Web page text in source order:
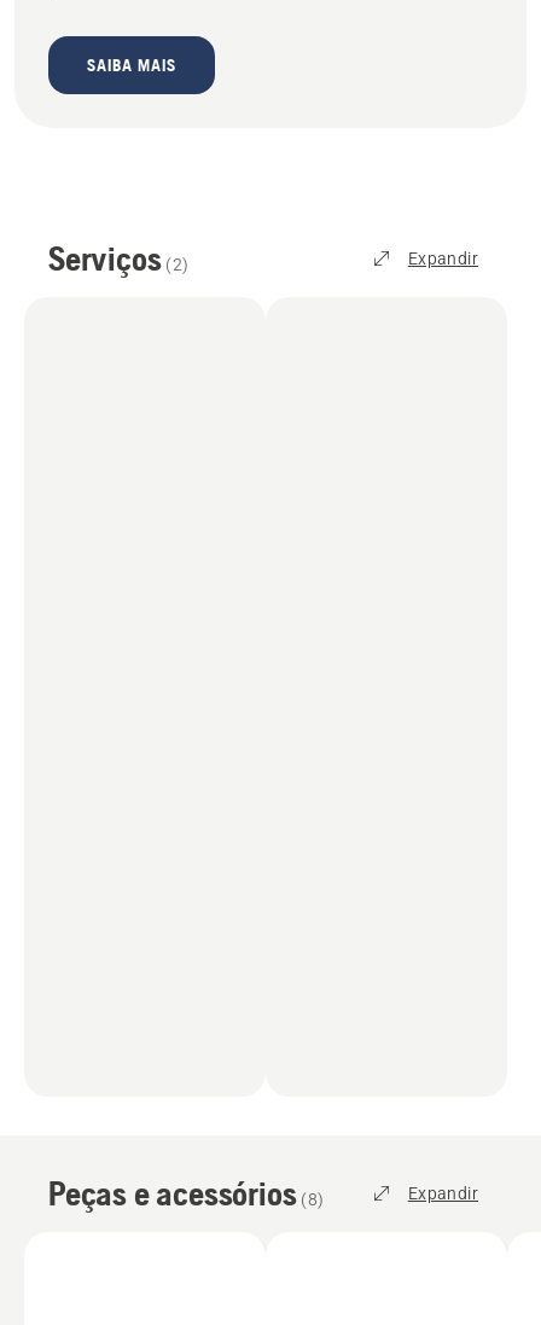
SAIBA MAIS
Serviços (2) Expandir
Peças e acessórios (8) Expandir